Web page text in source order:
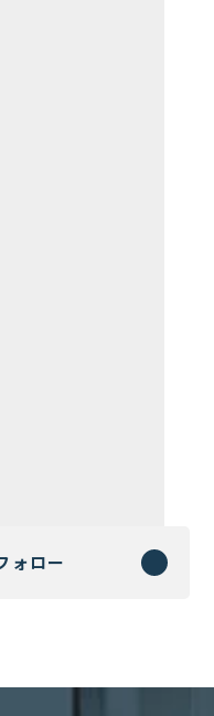
ォロー